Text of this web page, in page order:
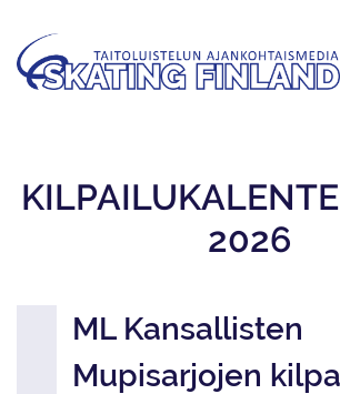
2026
ML Kansallisten
Mupisarjojen